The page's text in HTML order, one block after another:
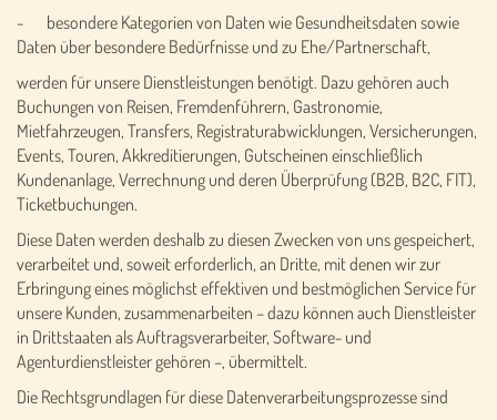
- besondere Kategorien von Daten wie Gesundheitsdaten sowie
Daten über besondere Bedürfnisse und zu Ehe/Partnerschaft,
werden für unsere Dienstleistungen benötigt. Dazu gehören auch
Buchungen von Reisen, Fremdenführern, Gastronomie,
Mietfahrzeugen, Transfers, Registraturabwicklungen, Versicherungen,
Events, Touren, Akkreditierungen, Gutscheinen einschließlich
Kundenanlage, Verrechnung und deren Überprüfung (B2B, B2C, FIT),
Ticketbuchungen.
Diese Daten werden deshalb zu diesen Zwecken von uns gespeichert,
verarbeitet und, soweit erforderlich, an Dritte, mit denen wir zur
Erbringung eines möglichst effektiven und bestmöglichen Service für
unsere Kunden, zusammenarbeiten – dazu können auch Dienstleister
in Drittstaaten als Auftragsverarbeiter, Software- und
Agenturdienstleister gehören –, übermittelt.
Die Rechtsgrundlagen für diese Datenverarbeitungsprozesse sind